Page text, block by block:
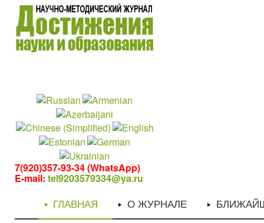
7(920)357-93-34 (WhatsApp)
E-mail: tel9203579334@ya.ru
ГЛАВНАЯ О ЖУРНАЛЕ